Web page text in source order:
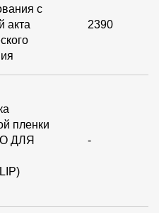
с
акта
2390
пленки
ДЛЯ
-